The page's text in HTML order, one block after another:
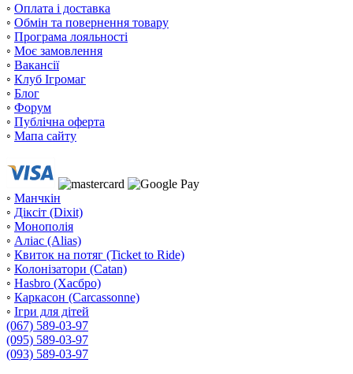
◦ Оплата і доставка
◦ Обмін та повернення товару
◦ Програма лояльності
◦ Моє замовлення
◦ Вакансії
◦ Клуб Ігромаг
◦ Блог
◦ Форум
◦ Публічна оферта
◦ Мапа сайту
◦ Манчкін
◦ Діксіт (Dixit)
◦ Монополія
◦ Аліас (Alias)
◦ Квиток на потяг (Ticket to Ride)
◦ Колонізатори (Catan)
◦ Hasbro (Хасбро)
◦ Каркасон (Carcassonne)
◦ Ігри для дітей
(067) 589-03-97
(095) 589-03-97
(093) 589-03-97